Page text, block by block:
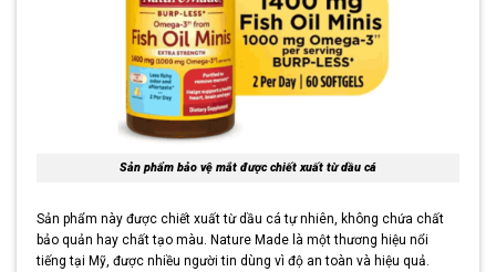
Sản phẩm bảo vệ mắt được chiết xuất từ dầu cá
Sản phẩm này được chiết xuất từ dầu cá tự nhiên, không chứa chất
bảo quản hay chất tạo màu. Nature Made là một thương hiệu nổi
tiếng tại Mỹ, được nhiều người tin dùng vì độ an toàn và hiệu quả.